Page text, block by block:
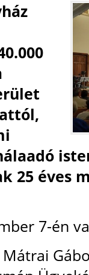
25 éves
7-én